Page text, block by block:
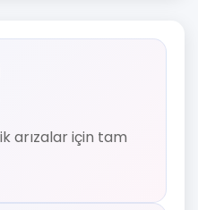
arızalar için tam